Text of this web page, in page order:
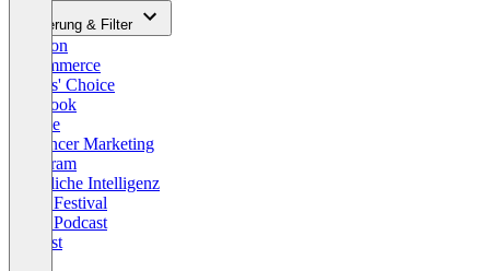
Sortierung & Filter
Amazon
E-Commerce
Editors' Choice
Facebook
Google
Influencer Marketing
Instagram
Künstliche Intelligenz
OMR Festival
OMR Podcast
Podcast